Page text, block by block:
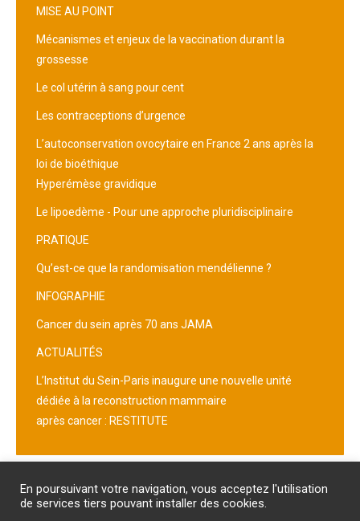
MISE AU POINT
Mécanismes et enjeux de la vaccination durant la
grossesse
Le col utérin à sang pour cent
Les contraceptions d’urgence
L’autoconservation ovocytaire en France 2 ans après la
loi de bioéthique
Hyperémèse gravidique
Le lipoedème - Pour une approche pluridisciplinaire
PRATIQUE
Qu’est-ce que la randomisation mendélienne ?
INFOGRAPHIE
Cancer du sein après 70 ans JAMA
ACTUALITÉS
L’Institut du Sein-Paris inaugure une nouvelle unité
dédiée à la reconstruction mammaire
après cancer : RESTITUTE
PROTECTION DES DONNEES PERSONNELLES
En poursuivant votre navigation, vous acceptez l'utilisation
de services tiers pouvant installer des cookies.